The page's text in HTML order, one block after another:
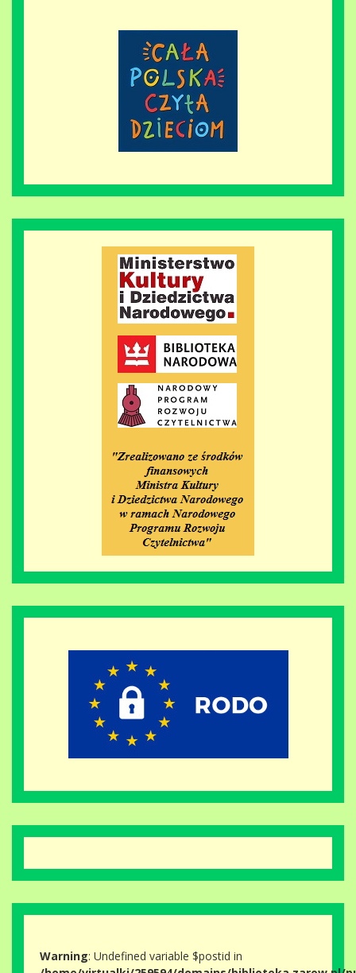
Warning: Undefined variable $postid in